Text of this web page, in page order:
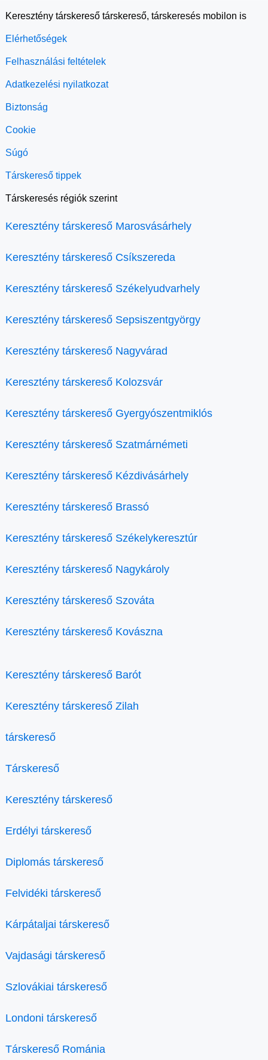
Keresztény társkereső társkereső, társkeresés mobilon is
Elérhetőségek
Felhasználási feltételek
Adatkezelési nyilatkozat
Biztonság
Cookie
Súgó
Társkereső tippek
Társkeresés régiók szerint
Keresztény társkereső Marosvásárhely
Keresztény társkereső Csíkszereda
Keresztény társkereső Székelyudvarhely
Keresztény társkereső Sepsiszentgyörgy
Keresztény társkereső Nagyvárad
Keresztény társkereső Kolozsvár
Keresztény társkereső Gyergyószentmiklós
Keresztény társkereső Szatmárnémeti
Keresztény társkereső Kézdivásárhely
Keresztény társkereső Brassó
Keresztény társkereső Székelykeresztúr
Keresztény társkereső Nagykároly
Keresztény társkereső Szováta
Keresztény társkereső Kovászna
Keresztény társkereső Barót
Keresztény társkereső Zilah
társkereső
Társkereső
Keresztény társkereső
Erdélyi társkereső
Diplomás társkereső
Felvidéki társkereső
Kárpátaljai társkereső
Vajdasági társkereső
Szlovákiai társkereső
Londoni társkereső
Társkereső Románia